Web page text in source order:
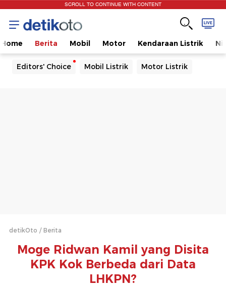
SCROLL TO CONTINUE WITH CONTENT
Home Berita Mobil Motor Kendaraan Listrik
Editors' Choice Mobil Listrik Motor Listrik
detikOto Berita
Moge Ridwan Kamil yang Disita
KPK Kok Berbeda dari Data
LHKPN?